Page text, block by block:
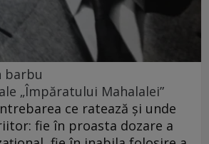
barbu
„Împăratului Mahalalei”
ce ratează și unde
fie în proasta dozare a